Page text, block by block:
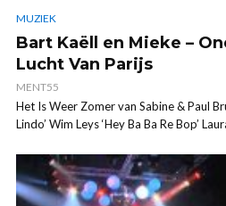
MUZIEK
Bart Kaëll en Mieke –
Lucht Van Parijs
MENT55
Het Is Weer Zomer van Sabine & Paul
Lindo’ Wim Leys ‘Hey Ba Ba Re Bop’